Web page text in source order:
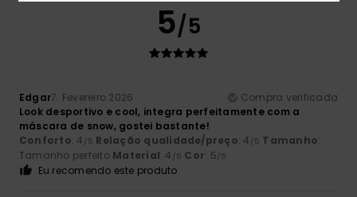
5/5
Edgar7. Fevereiro 2026
Compra verificada
Look desportivo e cool, integra perfeitamente com a
máscara de snow, gostei bastante!
Conforto: 4 /5 Relação qualidade/preço: 4 /5 Tamanho:
Tamanho perfeito Material: 4 /5 Cor: 5/5
Eu recomendo este produto